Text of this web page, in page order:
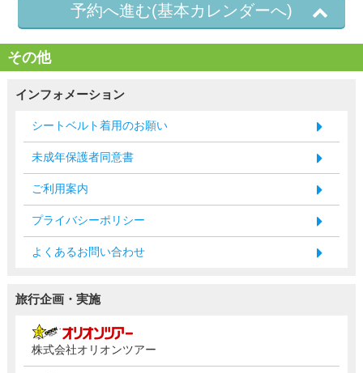
予約へ進む(基本カレンダーへ)
その他
インフォメーション
シートベルト着用のお願い
未成年保護者同意書
ご利用案内
プライバシーポリシー
よくあるお問い合わせ
旅行企画・実施
株式会社オリオンツアー